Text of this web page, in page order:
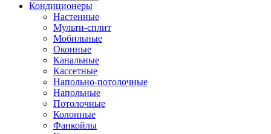
Кондиционеры
Настенные
Мульти-сплит
Мобильные
Оконные
Канальные
Кассетные
Напольно-потолочные
Напольные
Потолочные
Колонные
Фанкойлы